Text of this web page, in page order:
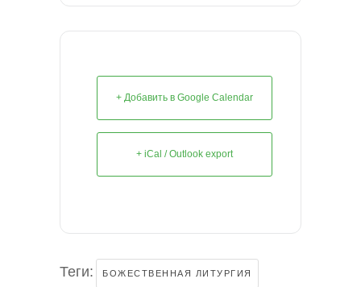
+ Добавить в Google Calendar
+ iCal / Outlook export
Теги: БОЖЕСТВЕННАЯ ЛИТУРГИЯ